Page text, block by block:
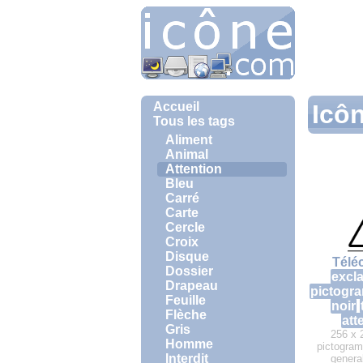
Accueil
Tous les tags
Aliment
Animal
Attention
Bleu
Carré
Carte
Cercle
Croix
Disque
Dossier
Drapeau
Feuille
Flèche
Gris
Homme
Interdit
noir
256 x